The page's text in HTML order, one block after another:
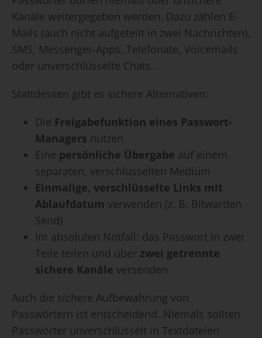
Kanäle weitergegeben werden. Dazu zählen E-
Mails (auch nicht aufgeteilt in zwei Nachrichten),
SMS, Messenger-Apps, Telefonate, Voicemails
oder unverschlüsselte Chats.
Stattdessen gibt es sichere Alternativen:
Die Freigabefunktion eines Passwort-
Managers nutzen
Eine persönliche Übergabe auf einem
separaten, verschlüsselten Medium
Einmalige, verschlüsselte Links mit
Ablaufdatum verwenden (z. B. Bitwarden
Send)
Im absoluten Notfall: das Passwort in zwei
Teile teilen und über zwei getrennte
sichere Kanäle versenden
Auch die sichere Aufbewahrung von
Passwörtern ist entscheidend. Niemals sollten
Passwörter unverschlüsselt in Textdateien